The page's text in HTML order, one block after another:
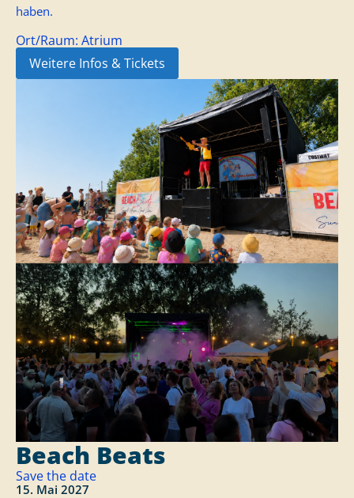
haben.
Ort/Raum: Atrium
Weitere Infos & Tickets
Beach Beats
Save the date
15. Mai 2027